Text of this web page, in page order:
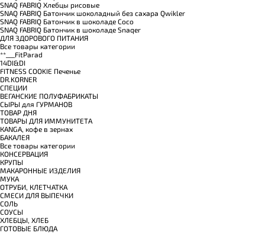
SNAQ FABRIQ Хлебцы рисовые
SNAQ FABRIQ Батончик шоколадный без сахара Qwikler
SNAQ FABRIQ Батончик в шоколаде Coco
SNAQ FABRIQ Батончик в шоколаде Snaqer
ДЛЯ ЗДОРОВОГО ПИТАНИЯ
Все товары категории
**___FitParad
14DI&DI
FITNESS COOKIE Печенье
DR.KORNER
СПЕЦИИ
ВЕГАНСКИЕ ПОЛУФАБРИКАТЫ
СЫРЫ для ГУРМАНОВ
TОВАР ДНЯ
TОВАРЫ ДЛЯ ИММУНИТЕТА
КANGA, кофе в зернах
БАКАЛЕЯ
Все товары категории
КОНСЕРВАЦИЯ
КРУПЫ
МАКАРОННЫЕ ИЗДЕЛИЯ
МУКА
ОТРУБИ, КЛЕТЧАТКА
СМЕСИ ДЛЯ ВЫПЕЧКИ
СОЛЬ
СОУСЫ
ХЛЕБЦЫ, ХЛЕБ
ГОТОВЫЕ БЛЮДА